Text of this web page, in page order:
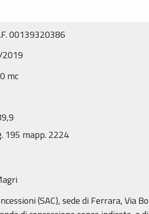
00139320386
2019
mc
195 mapp. 2224
(SAC), sede di Ferrara, Via